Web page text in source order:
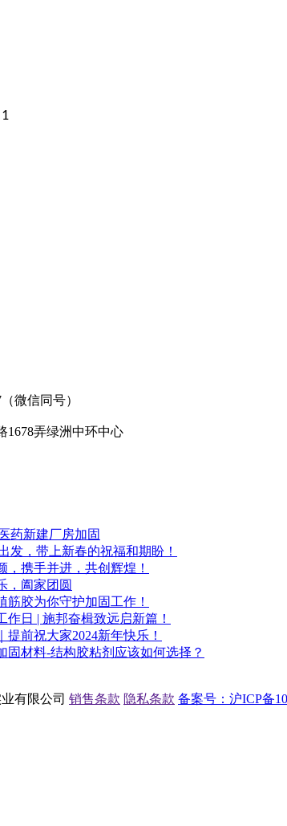
1
微信同号）
1678弄绿洲中环中心
药新建厂房加固
发，带上新春的祝福和期盼！
，携手并进，共创辉煌！
，阖家团圆
筋胶为你守护加固工作！
作日 | 施邦奋楫致远启新篇！
前祝大家2024新年快乐！
固材料-结构胶粘剂应该如何选择？
有限公司 销售条款 隐私条款 备案号：沪ICP备